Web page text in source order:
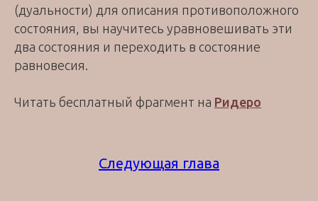
(дуальности) для описания противоположного
состояния, вы научитесь уравновешивать эти
два состояния и переходить в состояние
равновесия.
Читать бесплатный фрагмент на Ридеро
Следующая глава